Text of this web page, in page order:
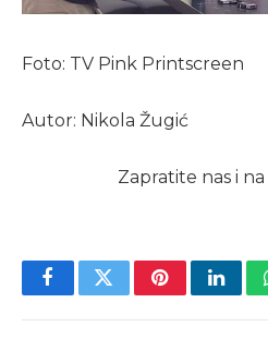
Foto: TV Pink Printscreen
Autor: Nikola Žugić
Zapratite nas i na
FacebookTwitterPinterest